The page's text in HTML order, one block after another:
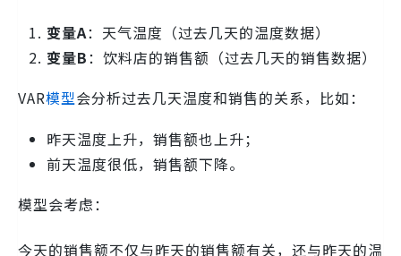
变量A：天气温度（过去几天的温度数据）
变量B：饮料店的销售额（过去几天的销售数据）
VAR模型会分析过去几天温度和销售的关系，比如：
昨天温度上升，销售额也上升；
前天温度很低，销售额下降。
模型会考虑：
今天的销售额不仅与昨天的销售额有关，还与昨天的温